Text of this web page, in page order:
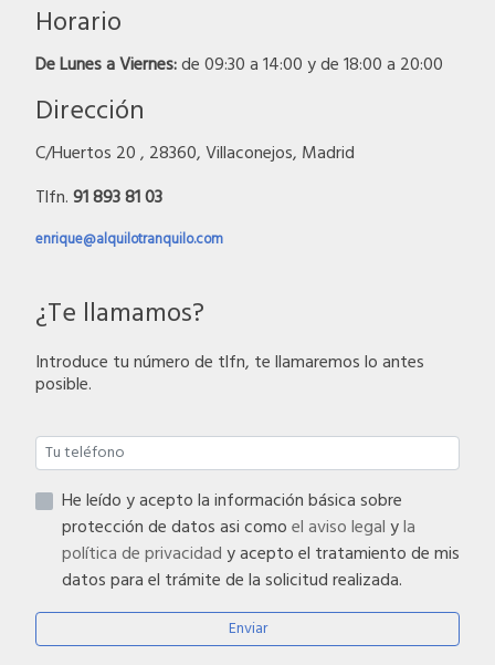
Horario
De Lunes a Viernes:de 09:30 a 14:00 y de 18:00 a 20:00
Dirección
C/Huertos 20 , 28360, Villaconejos, Madrid
Tlfn.91 893 81 03
enrique@alquilotranquilo.com
¿Te llamamos?
Introduce tu número de tlfn, te llamaremos lo antes
posible.
He leído y acepto la información básica sobre
protección de datos asi comoel aviso legalyla
política de privacidady acepto el tratamiento de mis
datos para el trámite de la solicitud realizada.
Enviar